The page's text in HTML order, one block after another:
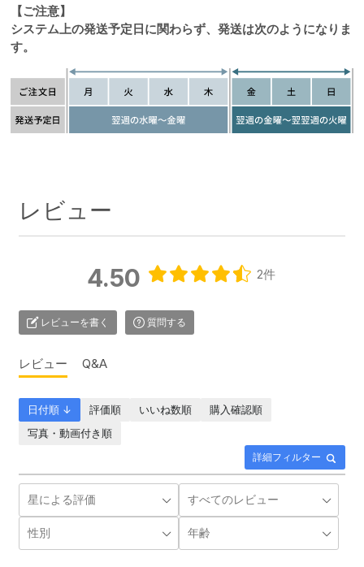
【ご注意】
システム上の発送予定日に関わらず、発送は次のようになりま
す。
レビュー
4.50 2件
レビューを書く 質問する
レビュー Q&A
詳細フィルター
日付順 ↓ 評価順 いいね数順
購入確認順
写真・動画付き順